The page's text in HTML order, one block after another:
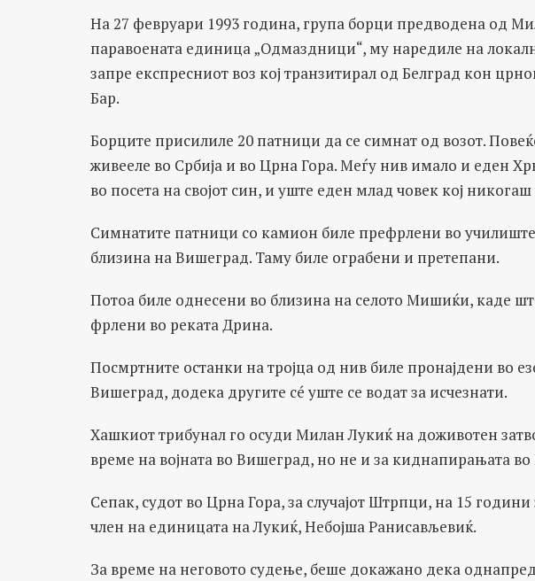
На 27 февруари 1993 година, група борци предводена од
паравоената единица „Одмаздници“, му наредиле на
запре експресниот воз кој транзитирал од Белград кон
Бар.
Борците присилиле 20 патници да се симнат од возот.
живееле во Србија и во Црна Гора. Меѓу нив имало и еден
во посета на својот син, и уште еден млад човек кој
Симнатите патници со камион биле префрлени во
близина на Вишеград. Таму биле ограбени и претепани.
Потоа биле однесени во близина на селото Мишиќи, каде
фрлени во реката Дрина.
Посмртните останки на тројца од нив биле пронајдени во
Вишеград, додека другите сé уште се водат за исчезнати.
Хашкиот трибунал го осуди Милан Лукиќ на доживотен
време на војната во Вишеград, но не и за киднапирањата
Сепак, судот во Црна Гора, за случајот Штрпци, на 15
член на единицата на Лукиќ, Небојша Ранисављевиќ.
За време на неговото судење, беше докажано дека